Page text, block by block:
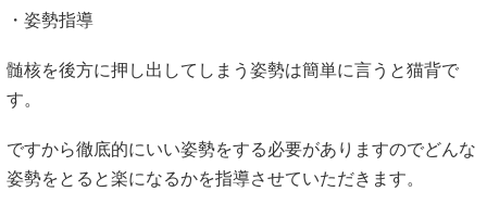
・姿勢指導
髄核を後方に押し出してしまう姿勢は簡単に言うと猫背で
す。
ですから徹底的にいい姿勢をする必要がありますのでどんな
姿勢をとると楽になるかを指導させていただきます。